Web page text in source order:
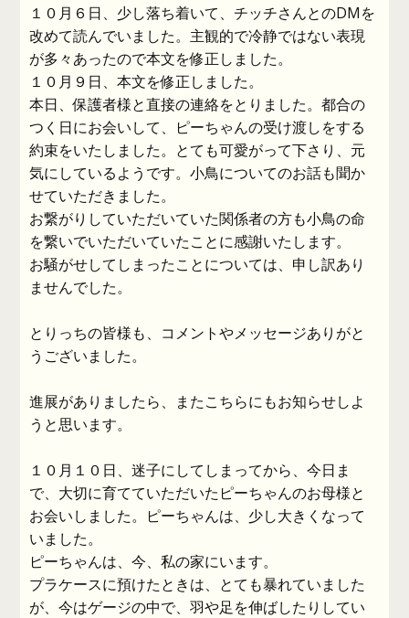
１０月６日、少し落ち着いて、チッチさんとのDMを
改めて読んでいました。主観的で冷静ではない表現
が多々あったので本文を修正しました。
１０月９日、本文を修正しました。
本日、保護者様と直接の連絡をとりました。都合の
つく日にお会いして、ピーちゃんの受け渡しをする
約束をいたしました。とても可愛がって下さり、元
気にしているようです。小鳥についてのお話も聞か
せていただきました。
お繋がりしていただいていた関係者の方も小鳥の命
を繋いでいただいていたことに感謝いたします。
お騒がせしてしまったことについては、申し訳あり
ませんでした。
とりっちの皆様も、コメントやメッセージありがと
うございました。
進展がありましたら、またこちらにもお知らせしよ
うと思います。
１０月１０日、迷子にしてしまってから、今日ま
で、大切に育てていただいたピーちゃんのお母様と
お会いしました。ピーちゃんは、少し大きくなって
いました。
ピーちゃんは、今、私の家にいます。
プラケースに預けたときは、とても暴れていました
が、今はゲージの中で、羽や足を伸ばしたりしてい